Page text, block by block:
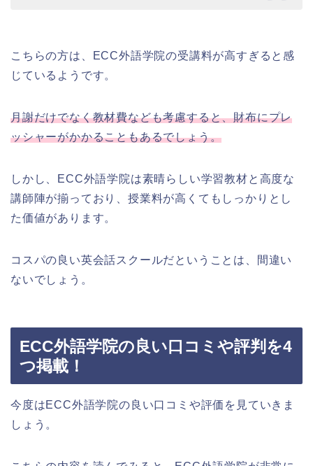
こちらの方は、ECC外語学院の受講料が高すぎると感
じているようです。
月謝だけでなく教材費なども考慮すると、財布にプレ
ッシャーがかかることもあるでしょう。
しかし、ECC外語学院は素晴らしい学習教材と高度な
講師陣が揃っており、授業料が高くてもしっかりとし
た価値があります。
コスパの良い英会話スクールだということは、間違い
ないでしょう。
ECC外語学院の良い口コミや評判を4
つ掲載！
今度はECC外語学院の良い口コミや評価を見ていきま
しょう。